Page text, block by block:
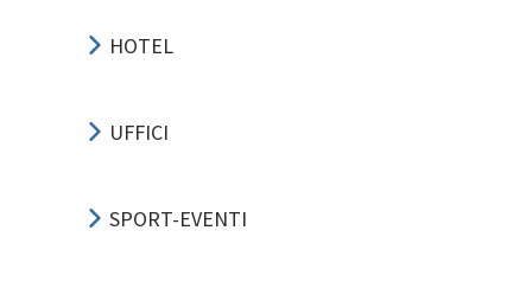
HOTEL
UFFICI
SPORT-EVENTI